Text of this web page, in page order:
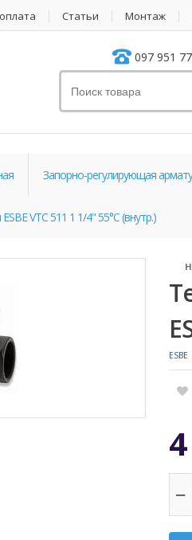
Статьи Монтаж
097 951
Запорно-регулирующая
VTС 511 1 1/4" 55°С (внутр.)
ESBE
−